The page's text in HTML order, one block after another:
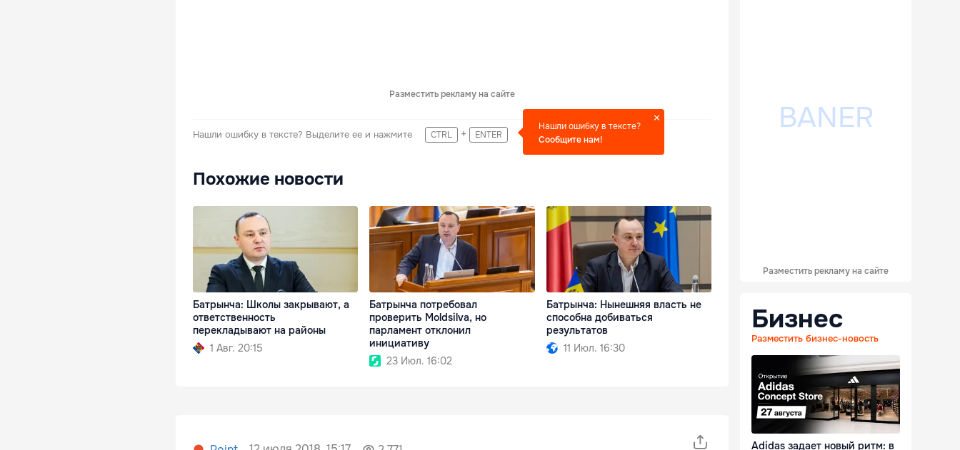
Разместить рекламу на сайте
Нашли ошибку в тексте? Выделите ее и нажмите CTRL + ENTER
Нашли ошибку в тексте?
Сообщите нам!
Похожие новости
Батрынча: Школы закрывают, а
ответственность
перекладывают на районы
1 Авг. 20:15
Батрынча потребовал
проверить Moldsilva, но
парламент отклонил
инициативу
23 Июл. 16:02
Батрынча: Нынешняя власть не
способна добиваться
результатов
11 Июл. 16:30
Разместить рекламу на сайте
Бизнес
Разместить бизнес-новость
Adidas задает новый ритм: в